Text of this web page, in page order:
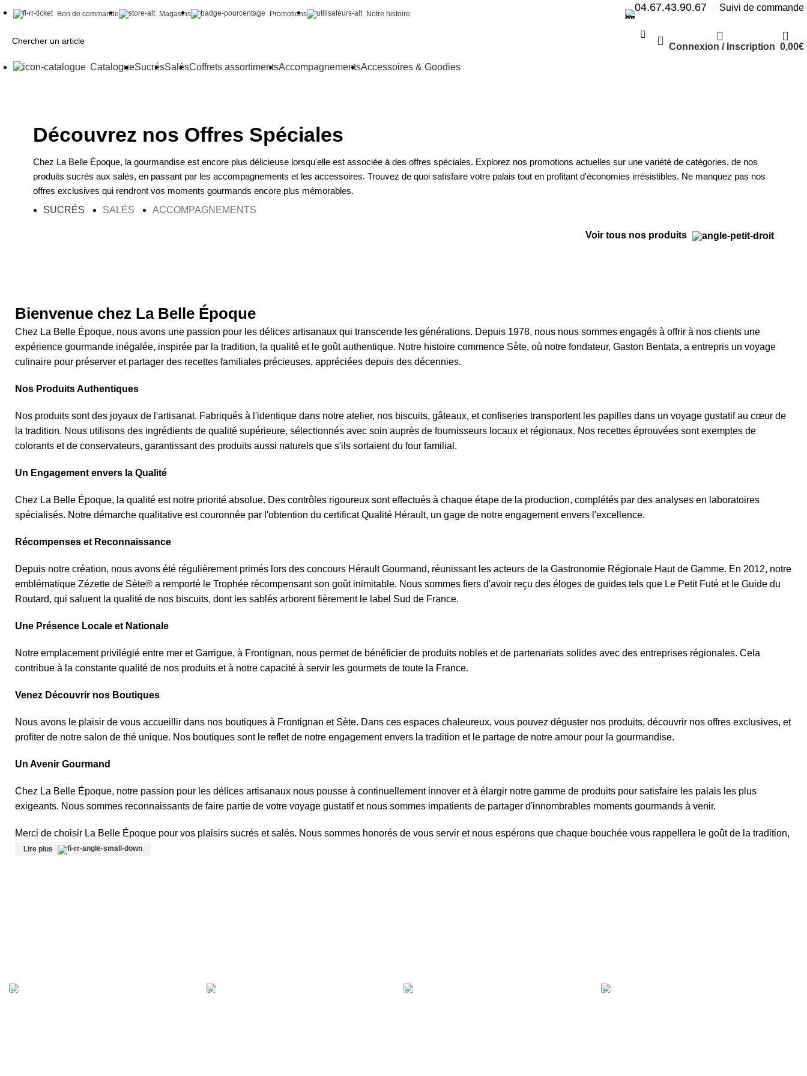
Bon de commande Magasins Promotions Notre histoire
04.67.43.90.67 Suivi de commande
Connexion / Inscription 0,00€
CatalogueSucrésSalésCoffrets assortimentsAccompagnementsAccessoires & Goodies
Découvrez nos Offres Spéciales
Chez La Belle Époque, la gourmandise est encore plus délicieuse lorsqu'elle est associée à des offres spéciales. Explorez nos promotions actuelles sur une variété de catégories, de nos
produits sucrés aux salés, en passant par les accompagnements et les accessoires. Trouvez de quoi satisfaire votre palais tout en profitant d'économies irrésistibles. Ne manquez pas nos
offres exclusives qui rendront vos moments gourmands encore plus mémorables.
SUCRÉS
SALÉS ACCOMPAGNEMENTS
Voir tous nos produits
Bienvenue chez La Belle Époque
Chez La Belle Époque, nous avons une passion pour les délices artisanaux qui transcende les générations. Depuis 1978, nous nous sommes engagés à offrir à nos clients une
expérience gourmande inégalée, inspirée par la tradition, la qualité et le goût authentique. Notre histoire commence Sète, où notre fondateur, Gaston Bentata, a entrepris un voyage
culinaire pour préserver et partager des recettes familiales précieuses, appréciées depuis des décennies.
Nos Produits Authentiques
Nos produits sont des joyaux de l'artisanat. Fabriqués à l'identique dans notre atelier, nos biscuits, gâteaux, et confiseries transportent les papilles dans un voyage gustatif au cœur de
la tradition. Nous utilisons des ingrédients de qualité supérieure, sélectionnés avec soin auprès de fournisseurs locaux et régionaux. Nos recettes éprouvées sont exemptes de
colorants et de conservateurs, garantissant des produits aussi naturels que s'ils sortaient du four familial.
Un Engagement envers la Qualité
Chez La Belle Époque, la qualité est notre priorité absolue. Des contrôles rigoureux sont effectués à chaque étape de la production, complétés par des analyses en laboratoires
spécialisés. Notre démarche qualitative est couronnée par l'obtention du certificat Qualité Hérault, un gage de notre engagement envers l'excellence.
Récompenses et Reconnaissance
Depuis notre création, nous avons été régulièrement primés lors des concours Hérault Gourmand, réunissant les acteurs de la Gastronomie Régionale Haut de Gamme. En 2012, notre
emblématique Zézette de Sète® a remporté le Trophée récompensant son goût inimitable. Nous sommes fiers d'avoir reçu des éloges de guides tels que Le Petit Futé et le Guide du
Routard, qui saluent la qualité de nos biscuits, dont les sablés arborent fièrement le label Sud de France.
Une Présence Locale et Nationale
Notre emplacement privilégié entre mer et Garrigue, à Frontignan, nous permet de bénéficier de produits nobles et de partenariats solides avec des entreprises régionales. Cela
contribue à la constante qualité de nos produits et à notre capacité à servir les gourmets de toute la France.
Venez Découvrir nos Boutiques
Nous avons le plaisir de vous accueillir dans nos boutiques à Frontignan et Sète. Dans ces espaces chaleureux, vous pouvez déguster nos produits, découvrir nos offres exclusives, et
profiter de notre salon de thé unique. Nos boutiques sont le reflet de notre engagement envers la tradition et le partage de notre amour pour la gourmandise.
Un Avenir Gourmand
Chez La Belle Époque, notre passion pour les délices artisanaux nous pousse à continuellement innover et à élargir notre gamme de produits pour satisfaire les palais les plus
exigeants. Nous sommes reconnaissants de faire partie de votre voyage gustatif et nous sommes impatients de partager d'innombrables moments gourmands à venir.
Merci de choisir La Belle Époque pour vos plaisirs sucrés et salés. Nous sommes honorés de vous servir et nous espérons que chaque bouchée vous rappellera le goût de la tradition,
de la qualité et de la passion.
Lire plus